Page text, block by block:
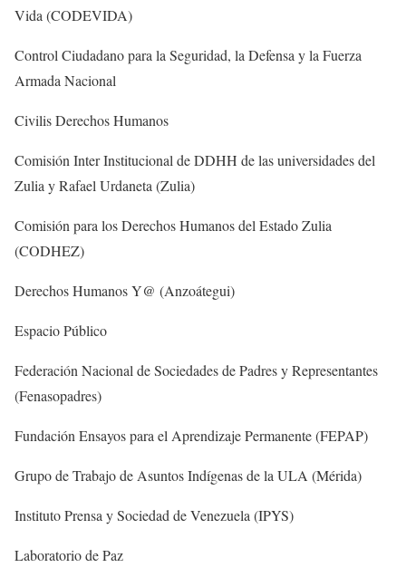
Vida (CODEVIDA)
Control Ciudadano para la Seguridad, la Defensa y la Fuerza
Armada Nacional
Civilis Derechos Humanos
Comisión Inter Institucional de DDHH de las universidades del
Zulia y Rafael Urdaneta (Zulia)
Comisión para los Derechos Humanos del Estado Zulia
(CODHEZ)
Derechos Humanos Y@ (Anzoátegui)
Espacio Público
Federación Nacional de Sociedades de Padres y Representantes
(Fenasopadres)
Fundación Ensayos para el Aprendizaje Permanente (FEPAP)
Grupo de Trabajo de Asuntos Indígenas de la ULA (Mérida)
Instituto Prensa y Sociedad de Venezuela (IPYS)
Laboratorio de Paz